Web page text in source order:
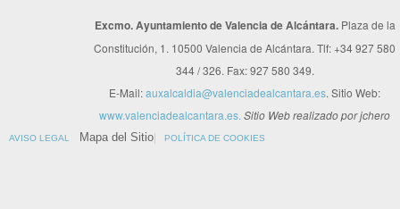
Excmo. Ayuntamiento de Valencia de Alcántara. Plaza de la
Constitución, 1. 10500 Valencia de Alcántara. Tlf: +34 927 580
344 / 326. Fax: 927 580 349.
E-Mail:auxalcaldia@valenciadealcantara.es. Sitio Web:
www.valenciadealcantara.es. Sitio Web realizado por jchero
AVISO LEGAL Mapa del Sitio POLÍTICA DE COOKIES